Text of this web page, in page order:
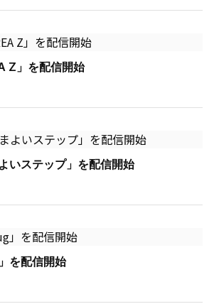
Z」を配信開始
いステップ」を配信開始
を配信開始